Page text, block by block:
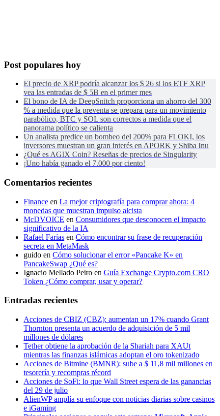
Post populares hoy
El precio de XRP podría alcanzar los $ 26 si los ETF XRP
vea las entradas de $ 5B en el primer mes
El bono de IA de DeepSnitch proporciona un ahorro del 300
% a medida que la preventa se prepara para un movimiento
parabólico, BTC y SOL son correctos a medida que el
panorama político se calienta
Un analista predice un bombeo del 200% para FLOKI, los
inversores muestran un gran interés en APORK y Shiba Inu
¿Qué es AGIX Coin? Reseñas de precios de Singularity
¡Uno había ganado el 7.000 por ciento!
Comentarios recientes
Finance en La mejor criptografía para comprar ahora: 4
monedas que muestran impulso alcista
McDVOICE en Consumidores que desconocen el impacto
significativo de la IA
Rafael Farías en Cómo encontrar su frase de recuperación
secreta en MetaMask
guido en Cómo solucionar el error «Pancake K» en
PancakeSwap ¿Qué es?
Ignacio Mellado Peiro en Guía Exchange Crypto.com CRO
Token ¿Cómo comprar, usar y operar?
Entradas recientes
Acciones de CBIZ (CBZ): aumentan un 17% cuando Grant
Thornton presenta un acuerdo de adquisición de 5 mil
millones de dólares
Tether obtiene la aprobación de la Shariah para XAUt
mientras las finanzas islámicas adoptan el oro tokenizado
Acciones de Bitmine (BMNR): sube a $ 11,8 mil millones en
tesorería y recompras récord
Acciones de SoFi: lo que Wall Street espera de las ganancias
del 29 de julio
AlienWP amplía su enfoque con noticias diarias sobre casinos
e iGaming